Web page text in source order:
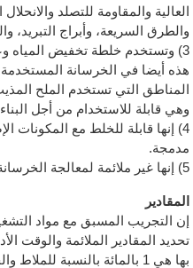
العالية والمقاومة للتصلد
والطرق السريعة، وأبراج التبريد،
هذه أيضا في الخرسانة
المناطق التي تستخدم الملح
وهي قابلة للاستخدام من أجل
4) إنها قابلة للخلط مع
مدمجة.
5) إنها غير ملائمة لمعالجة الخرسانة وللخرسانة ذات الإجهاد المسبق.
المقادير
إن التجريب المسبق مع مواد
تحديد المقادير الملائمة والوقت
بها هي 1 بالمائة بالنسبة للملاط والخرسانة.